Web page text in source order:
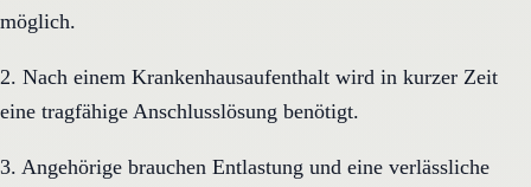
möglich.
2. Nach einem Krankenhausaufenthalt wird in kurzer Zeit
eine tragfähige Anschlusslösung benötigt.
3. Angehörige brauchen Entlastung und eine verlässliche